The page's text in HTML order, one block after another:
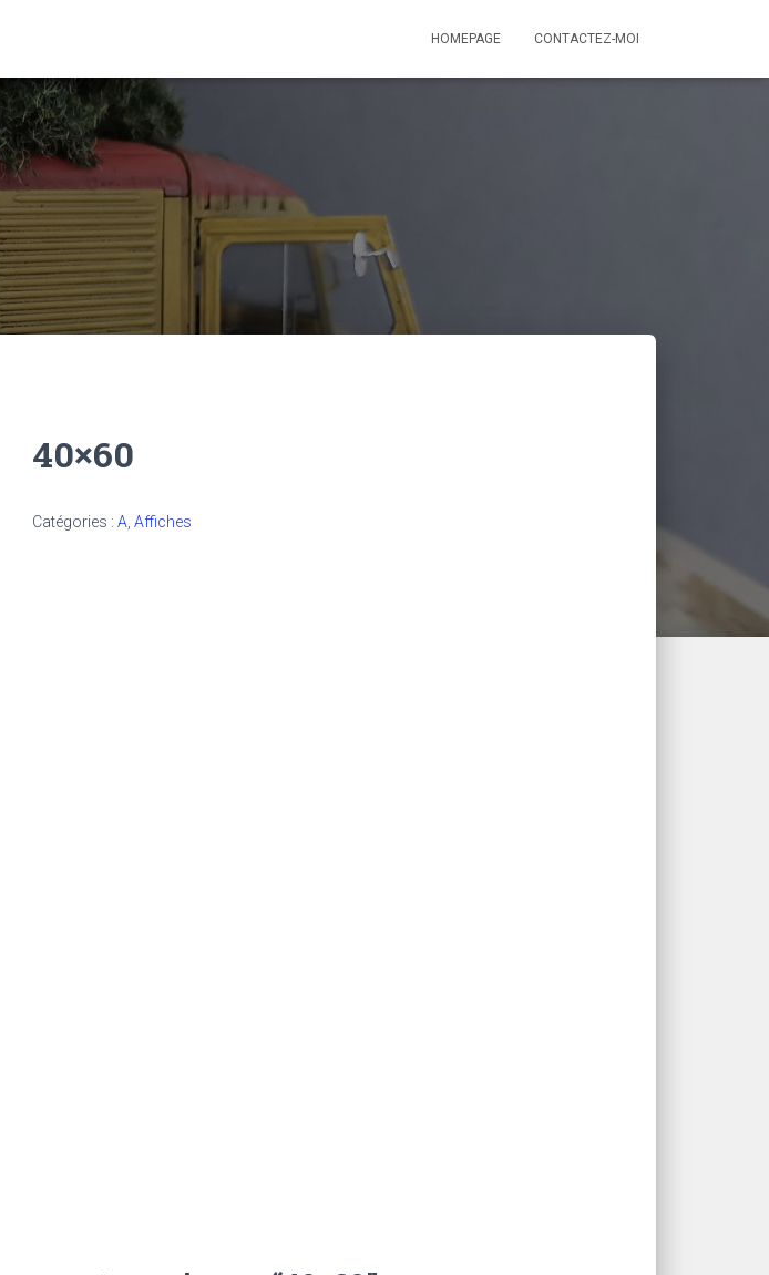
HOMEPAGE CONTACTEZ-MOI
40×60
Catégories : A Affiches